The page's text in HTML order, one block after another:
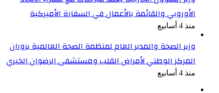
الأوروبي والقائمة بالأعمال في السفارة الأميركية
منذ 4 أسابيع
وزير الصحة والمدير العام لمنظمة الصحة العالمية يزوران
المركز الوطني لأمراض القلب ومستشفى الرضوان الخيري
منذ 4 أسابيع